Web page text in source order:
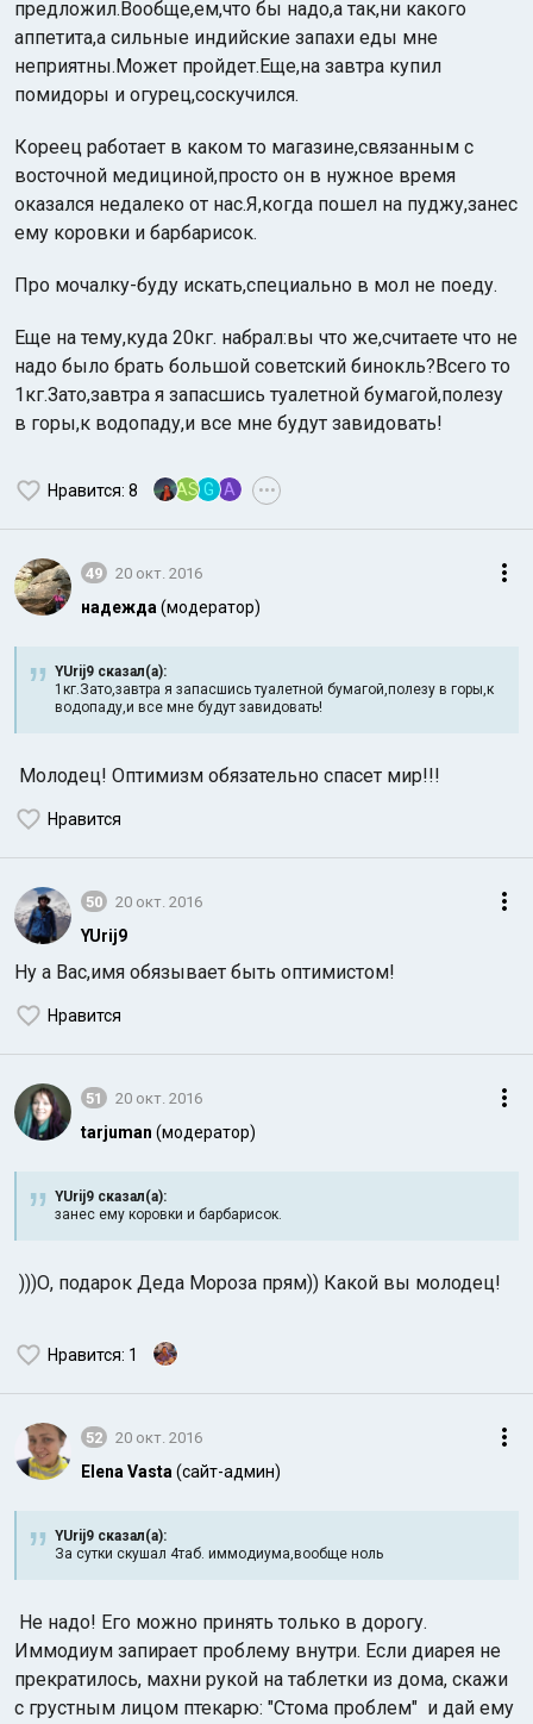
предложил.Вообще,ем,что бы надо,а так,ни какого
аппетита,а сильные индийские запахи еды мне
неприятны.Может пройдет.Еще,на завтра купил
помидоры и огурец,соскучился.
Кореец работает в каком то магазине,связанным с
восточной медициной,просто он в нужное время
оказался недалеко от нас.Я,когда пошел на пуджу,занес
ему коровки и барбарисок.
Про мочалку-буду искать,специально в мол не поеду.
Еще на тему,куда 20кг. набрал:вы что же,считаете что не
надо было брать большой советский бинокль?Всего то
1кг.Зато,завтра я запасшись туалетной бумагой,полезу
в горы,к водопаду,и все мне будут завидовать!
Нравится: 8 AS G A •••
49 20 окт. 2016
надежда (модератор)
YUrij9 сказал(а):
1кг.Зато,завтра я запасшись туалетной бумагой,полезу в горы,к
водопаду,и все мне будут завидовать!
Молодец! Оптимизм обязательно спасет мир!!!
Нравится
50 20 окт. 2016
YUrij9
Ну а Вас,имя обязывает быть оптимистом!
Нравится
51 20 окт. 2016
tarjuman (модератор)
YUrij9 сказал(а):
занес ему коровки и барбарисок.
)))О, подарок Деда Мороза прям)) Какой вы молодец!
Нравится: 1
52 20 окт. 2016
Elena Vasta (сайт-админ)
YUrij9 сказал(а):
За сутки скушал 4таб. иммодиума,вообще ноль
Не надо! Его можно принять только в дорогу.
Иммодиум запирает проблему внутри. Если диарея не
прекратилось, махни рукой на таблетки из дома, скажи
с грустным лицом птекарю: "Стома проблем" и дай ему